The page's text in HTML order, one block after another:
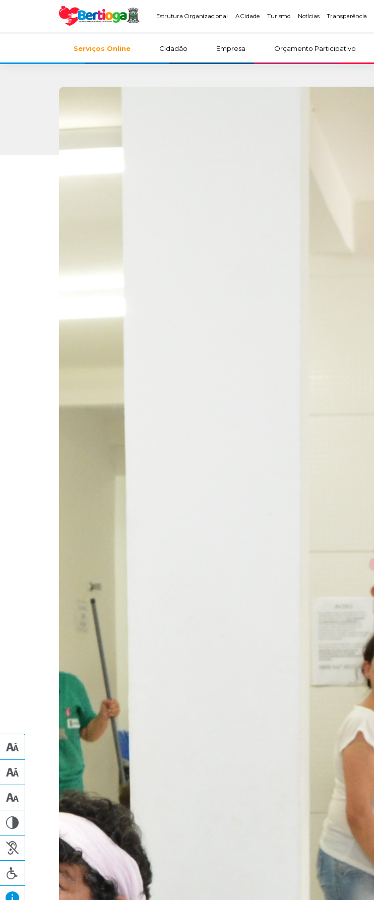
Estrutura Organizacional A Cidade Turismo Notícias Transparência
Serviços Online Cidadão Empresa Orçamento Participativo